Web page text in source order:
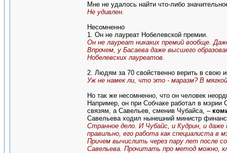
Мне не удалось найти что-либо
Не удивлен.
Несомненно
1. Он не лауреат Нобелевской премии.
Он не лауреат никаких премий вообще.
Впрочем, у Басаева даже высшего
Нобелевских лауреатов.
2. Людям за 70 свойственно верить в свою
Уж не намек ли, что это - маразм? В
Но так же несомненно, что он человек
Например, он при Собчаке работал в мэрии
связям, а Савельев, сменив Чубайса, –
Савельева ходил нынешний министр
Странное дело. И Чубайс, и Кудрин, и
правильно, его работа как специалиста
Причем вычислить через пару лет после
Савельева. Прочитать про метод можно,